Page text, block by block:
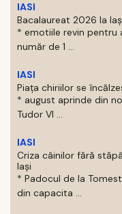
IASI
Bacalaureat 2026 la
* emotiile revin pentru
număr de 1 ...
IASI
Piața chiriilor se
* august aprinde din
Tudor Vl ...
IASI
Criza câinilor fără
Iași
* Padocul de la
din capacita ...